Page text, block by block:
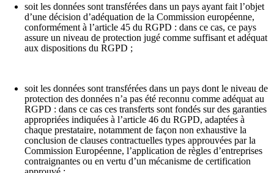
soit les données sont transférées dans un pays ayant fait l’objet
d’une décision d’adéquation de la Commission européenne,
conformément à l’article 45 du RGPD : dans ce cas, ce pays
assure un niveau de protection jugé comme suffisant et adéquat
aux dispositions du RGPD ;
soit les données sont transférées dans un pays dont le niveau de
protection des données n’a pas été reconnu comme adéquat au
RGPD : dans ce cas ces transferts sont fondés sur des garanties
appropriées indiquées à l’article 46 du RGPD, adaptées à
chaque prestataire, notamment de façon non exhaustive la
conclusion de clauses contractuelles types approuvées par la
Commission Européenne, l’application de règles d’entreprises
contraignantes ou en vertu d’un mécanisme de certification